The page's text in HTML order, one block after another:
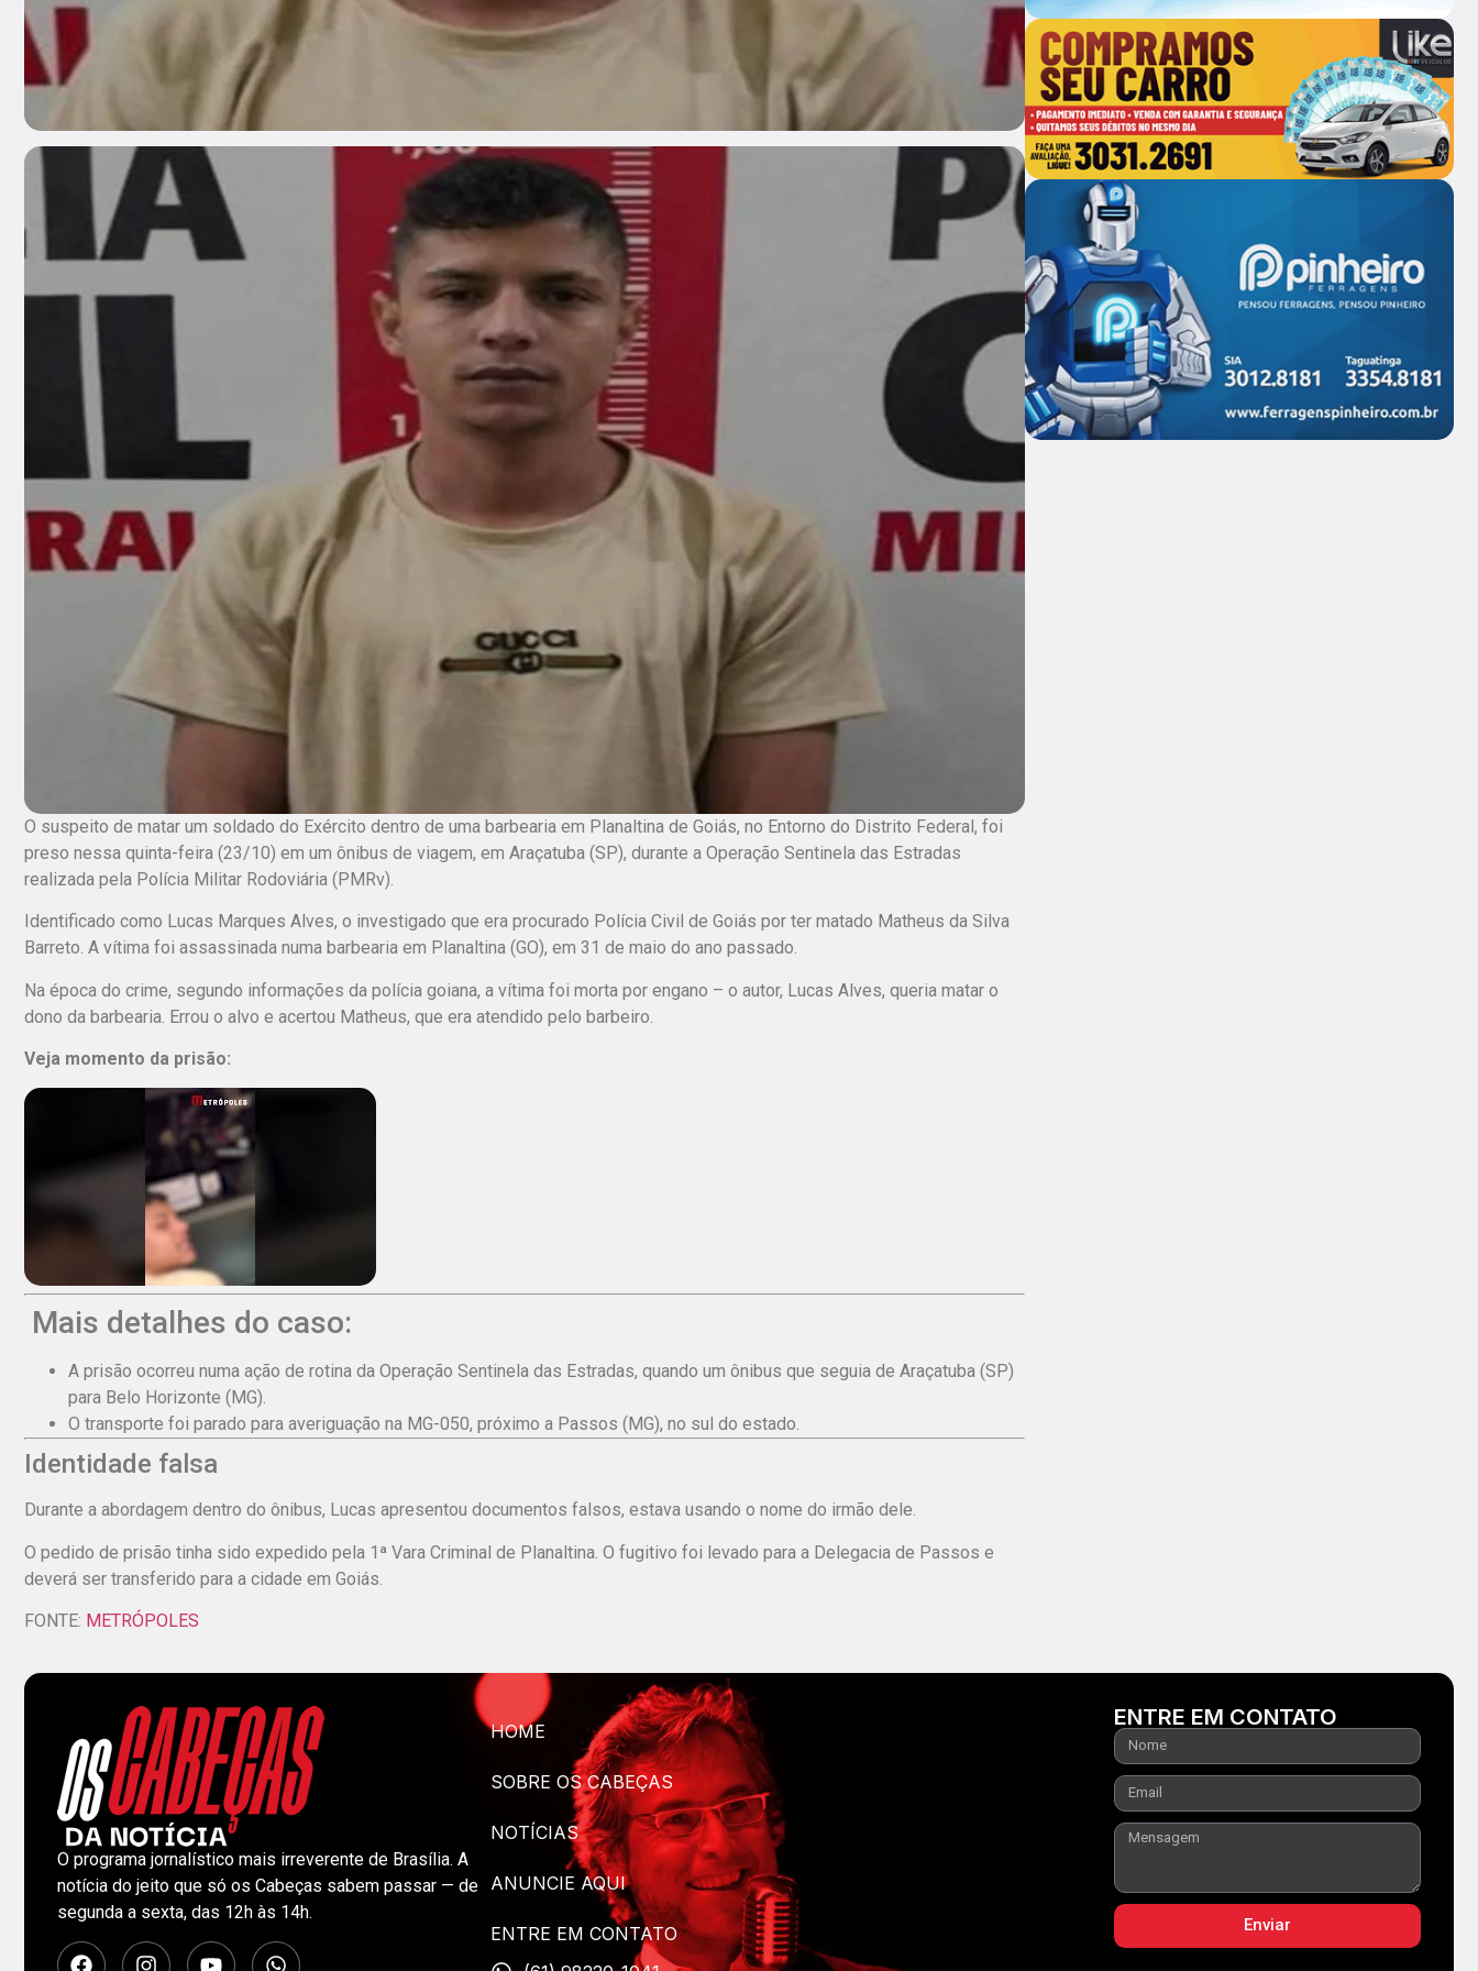
O suspeito de matar um soldado do Exército dentro de uma barbearia em Planaltina de Goiás, no Entorno do Distrito Federal, foi
preso nessa quinta-feira (23/10) em um ônibus de viagem, em Araçatuba (SP), durante a Operação Sentinela das Estradas
realizada pela Polícia Militar Rodoviária (PMRv).
Identificado como Lucas Marques Alves, o investigado que era procurado Polícia Civil de Goiás por ter matado Matheus da Silva
Barreto. A vítima foi assassinada numa barbearia em Planaltina (GO), em 31 de maio do ano passado.
Na época do crime, segundo informações da polícia goiana, a vítima foi morta por engano – o autor, Lucas Alves, queria matar o
dono da barbearia. Errou o alvo e acertou Matheus, que era atendido pelo barbeiro.
Veja momento da prisão:
Mais detalhes do caso:
A prisão ocorreu numa ação de rotina da Operação Sentinela das Estradas, quando um ônibus que seguia de Araçatuba (SP)
para Belo Horizonte (MG).
O transporte foi parado para averiguação na MG-050, próximo a Passos (MG), no sul do estado.
Identidade falsa
Durante a abordagem dentro do ônibus, Lucas apresentou documentos falsos, estava usando o nome do irmão dele.
O pedido de prisão tinha sido expedido pela 1ª Vara Criminal de Planaltina. O fugitivo foi levado para a Delegacia de Passos e
deverá ser transferido para a cidade em Goiás.
FONTE: METRÓPOLES
O programa jornalístico mais irreverente de Brasília. A
notícia do jeito que só os Cabeças sabem passar — de
segunda a sexta, das 12h às 14h.
HOME
SOBRE OS CABEÇAS
NOTÍCIAS
ANUNCIE AQUI
ENTRE EM CONTATO
ENTRE EM CONTATO
Enviar